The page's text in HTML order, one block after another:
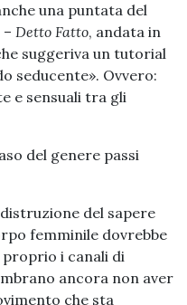
una puntata del
Detto Fatto, andata in
suggeriva un tutorial
seducente». Ovvero:
e sensuali tra gli
del genere passi
del sapere
femminile dovrebbe
proprio i canali di
ancora non aver
che sta